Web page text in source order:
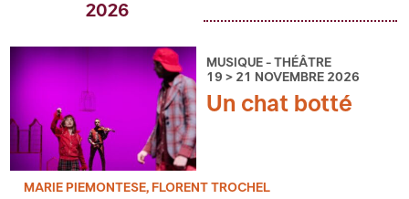
2026
MUSIQUE - THÉÂTRE
19 > 21 NOVEMBRE 2026
Un chat botté
MARIE PIEMONTESE, FLORENT TROCHEL